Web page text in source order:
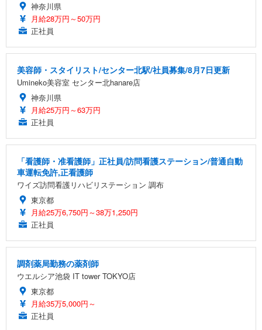
神奈川県
月給28万円～50万円
正社員
美容師・スタイリスト/センター北駅/社員募集/8月7日更新
Umineko美容室 センター北hanare店
神奈川県
月給25万円～63万円
正社員
「看護師・准看護師」正社員/訪問看護ステーション/普通自動
車運転免許,正看護師
ワイズ訪問看護リハビリステーション 調布
東京都
月給25万6,750円～38万1,250円
正社員
調剤薬局勤務の薬剤師
ウエルシア池袋 IT tower TOKYO店
東京都
月給35万5,000円～
正社員